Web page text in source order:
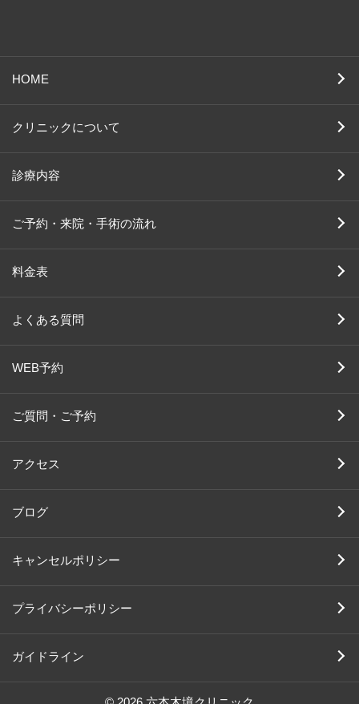
HOME
クリニックについて
診療内容
ご予約・来院・手術の流れ
料金表
よくある質問
WEB予約
ご質問・ご予約
アクセス
ブログ
キャンセルポリシー
プライバシーポリシー
ガイドライン